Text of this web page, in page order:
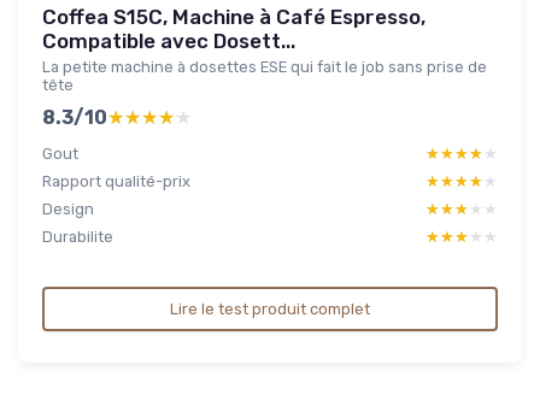
Coffea S15C, Machine à Café Espresso,
Compatible avec Dosett...
La petite machine à dosettes ESE qui fait le job sans prise de
tête
8.3/10★★★★★
★★★★★
Gout ★★★★★
★★★★★
Rapport qualité-prix
★★★★★
★★★★★
Design
★★★★★
★★★★★
Durabilite
★★★★★
★★★★★
Lire le test produit complet